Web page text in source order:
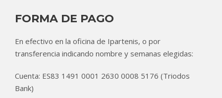
FORMA DE PAGO
En efectivo en la oficina de Ipartenis, o por
transferencia indicando nombre y semanas elegidas:
Cuenta: ES83 1491 0001 2630 0008 5176 (Triodos
Bank)